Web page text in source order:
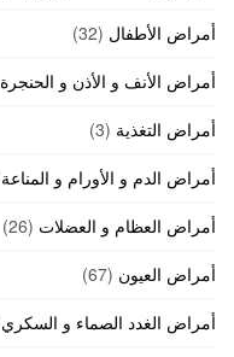
أمراض الأطفال (32)
أمراض الأنف و الأذن و الحنجرة
أمراض التغذية (3)
أمراض الدم و الأورام و المناعة
أمراض العظام و العضلات (26)
أمراض العيون (67)
أمراض الغدد الصماء و السكري